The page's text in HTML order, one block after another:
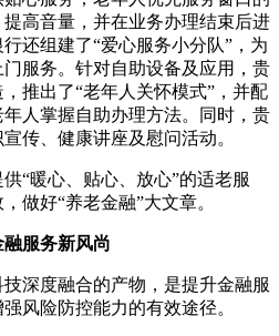
高音量，并在业务办理结束后进
还组建了“爱心服务小分队”，为
服务。针对自助设备及应用，贵
推出了“老年人关怀模式”，并配
人掌握自助办理方法。同时，贵
传、健康讲座及慰问活动。
“暖心、贴心、放心”的适老服
做好“养老金融”大文章。
服务新风尚
深度融合的产物，是提升金融服
风险防控能力的有效途径。